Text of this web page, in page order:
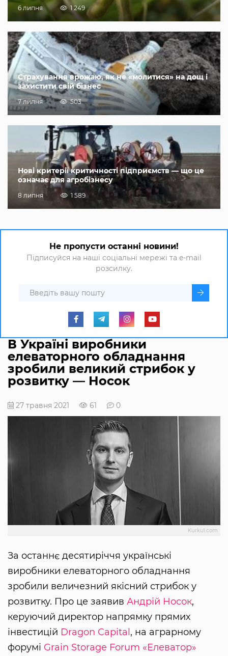
6 липня 1 249
Страхування врожаю, як не «молитися» на дощ і
захистити свій бізнес
7 липня 503
Нові критерії критичності підприємств — що це
означає для агробізнесу
8 липня 1 589
Не пропусти останні новини!
Підписуйся на наші соціальні мережі та e-mail
розсилку.
В Україні виробники
елеваторного обладнання
зробили великий стрибок у
розвитку — Носок
27 травня 2021 61 0
Kurkul.com
За останнє десятиріччя українські
виробники елеваторного обладнання
зробили величезний якісний стрибок у
розвитку. Про це заявив Андрій Носок,
керуючий директор напрямку прямих
інвестицій Dragon Capital , на аграрному
форумі Grain Storage Forum «Елеватор»